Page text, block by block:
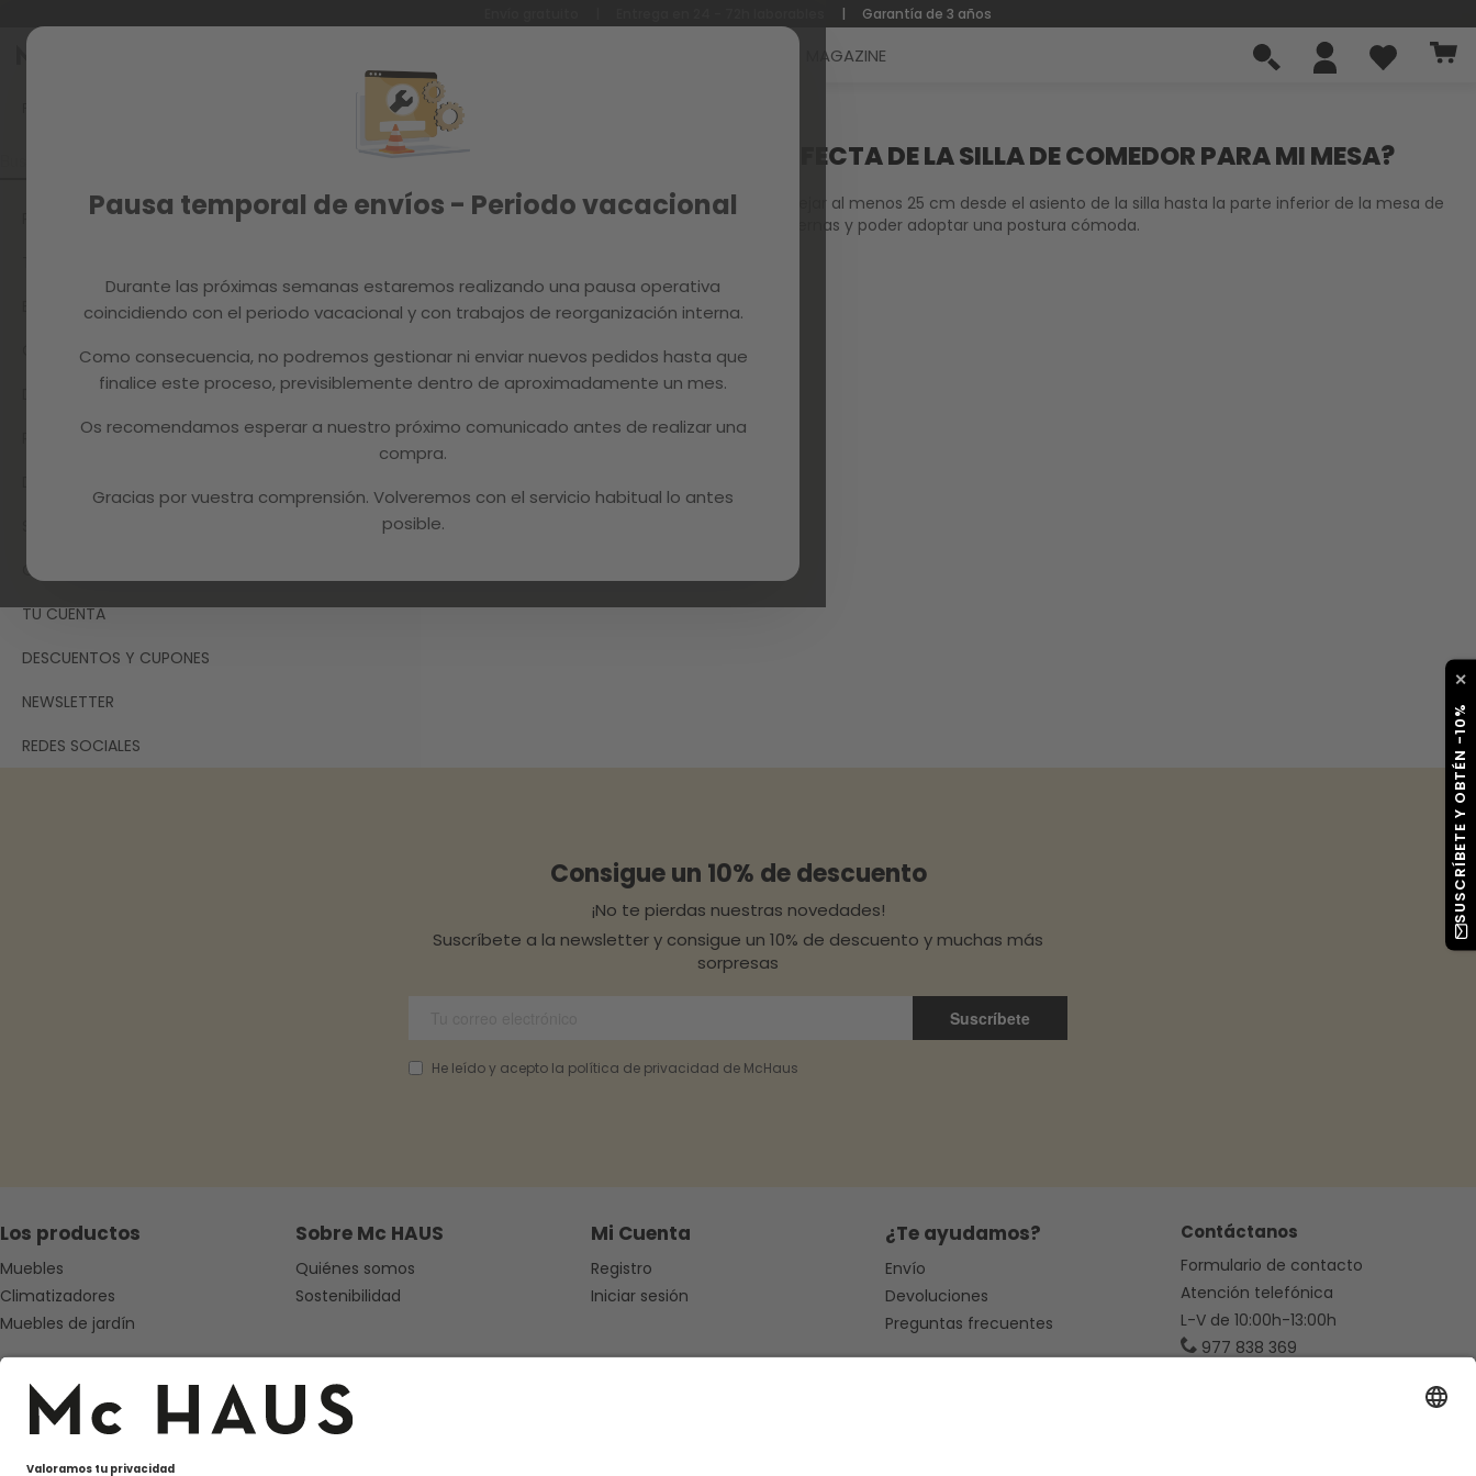
Pausa temporal de envíos - Periodo vacacional
Durante las próximas semanas estaremos realizando una pausa operativa
coincidiendo con el periodo vacacional y con trabajos de reorganización interna.
Como consecuencia, no podremos gestionar ni enviar nuevos pedidos hasta que
finalice este proceso, previsiblemente dentro de aproximadamente un mes.
Os recomendamos esperar a nuestro próximo comunicado antes de realizar una
compra.
Gracias por vuestra comprensión. Volveremos con el servicio habitual lo antes
posible.
| Garantía de 3 años
Ir
MAGAZINE
¿CUÁL ES LA ALTURA PERFECTA DE LA SILLA DE COMEDOR PARA MI MESA?
¿CUÁL ES LA ALTURA PERFECTA DE LA SILLA DE COMEDOR PARA MI MESA?
La normal general dice que lo ideal es dejar al menos 25 cm desde el asiento de la silla hasta la parte inferior de la mesa de
comedor para poder colocar bien las piernas y poder adoptar una postura cómoda.
ECOTASAS
CONDICIONES DE ENVÍO
DUDAS SOBRE EL PAGO
REACONDICIONADO
GARANTÍA
TU CUENTA
DESCUENTOS Y CUPONES
NEWSLETTER
REDES SOCIALES
Consigue un 10% de descuento
¡No te pierdas nuestras novedades!
Suscríbete a la newsletter y consigue un 10% de descuento y muchas más
sorpresas
Suscríbete
He leído y acepto la política de privacidad de McHaus
✕
SUSCRÍBETE Y OBTÉN -10%
Los productos
Muebles
Climatizadores
Muebles de jardín
Sobre Mc HAUS
Quiénes somos
Sostenibilidad
Mi Cuenta
Registro
Iniciar sesión
¿Te ayudamos?
Envío
Devoluciones
Preguntas frecuentes
Contáctanos
Formulario de contacto
Atención telefónica
L-V de 10:00h-13:00h
977 838 369
Síguenos